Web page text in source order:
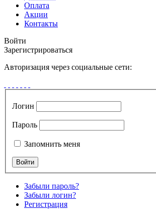
Оплата
Акции
Контакты
Войти
Зарегистрироваться
Авторизация через социальные сети:
Логин
Пароль
Запомнить меня
Забыли пароль?
Забыли логин?
Регистрация